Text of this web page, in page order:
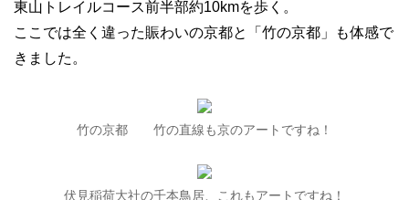
東山トレイルコース前半部約10kmを歩く。
ここでは全く違った賑わいの京都と「竹の京都」も体感で
きました。
竹の京都 竹の直線も京のアートですね！
伏見稲荷大社の千本鳥居、これもアートですね！